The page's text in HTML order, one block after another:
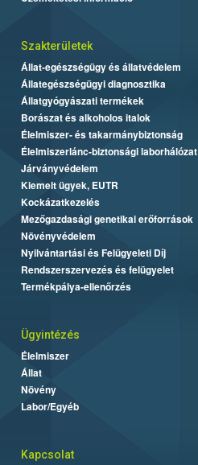
Szakterületek
Állat-egészségügy és állatvédelem
Állategészségügyi diagnosztika
Állatgyógyászati termékek
Borászat és alkoholos italok
Élelmiszer- és takarmánybiztonság
Élelmiszerlánc-biztonsági laborhálózat
Járványvédelem
Kiemelt ügyek, EUTR
Kockázatkezelés
Mezőgazdasági genetikai erőforrások
Növényvédelem
Nyilvántartási és Felügyeleti Díj
Rendszerszervezés és felügyelet
Termékpálya-ellenőrzés
Ügyintézés
Élelmiszer
Állat
Növény
Labor/Egyéb
Kapcsolat